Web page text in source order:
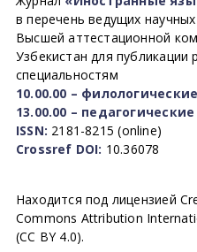
в перечень ведущих
Высшей аттестационной
Узбекистан для публикации
специальностям
10.00.00 –
13.00.00 –
ISSN: 2181-8215 (online)
Crossref DOI: 10.36078
Находится под лицензией
Commons Attribution
(CC BY 4.0).